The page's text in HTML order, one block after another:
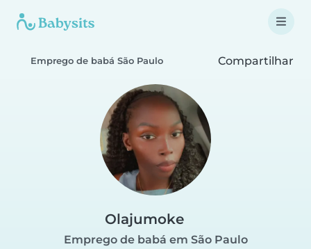
Emprego de babá São Paulo Compartilhar
Olajumoke
Emprego de babá em São Paulo